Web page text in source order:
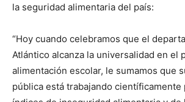
la seguridad alimentaria del país:
“Hoy cuando celebramos que el
Atlántico alcanza la universalidad en el
alimentación escolar, le sumamos que
pública está trabajando científicamente